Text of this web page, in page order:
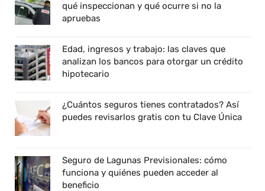
qué inspeccionan y qué ocurre si no la
apruebas
Edad, ingresos y trabajo: las claves que
analizan los bancos para otorgar un crédito
hipotecario
¿Cuántos seguros tienes contratados? Así
puedes revisarlos gratis con tu Clave Única
Seguro de Lagunas Previsionales: cómo
funciona y quiénes pueden acceder al
beneficio